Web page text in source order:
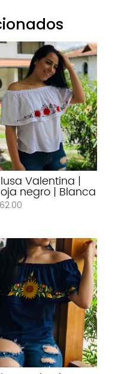
Valentina |
negro | Blanca
62.00